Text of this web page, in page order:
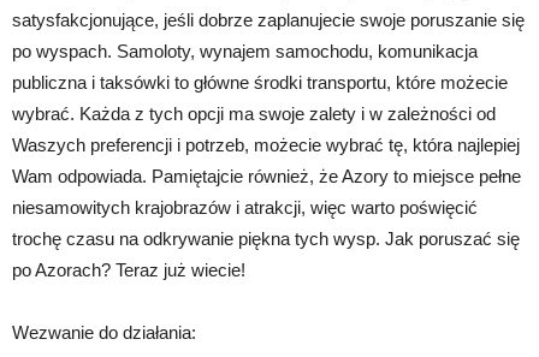
satysfakcjonujące, jeśli dobrze zaplanujecie swoje poruszanie się
po wyspach. Samoloty, wynajem samochodu, komunikacja
publiczna i taksówki to główne środki transportu, które możecie
wybrać. Każda z tych opcji ma swoje zalety i w zależności od
Waszych preferencji i potrzeb, możecie wybrać tę, która najlepiej
Wam odpowiada. Pamiętajcie również, że Azory to miejsce pełne
niesamowitych krajobrazów i atrakcji, więc warto poświęcić
trochę czasu na odkrywanie piękna tych wysp. Jak poruszać się
po Azorach? Teraz już wiecie!
Wezwanie do działania: